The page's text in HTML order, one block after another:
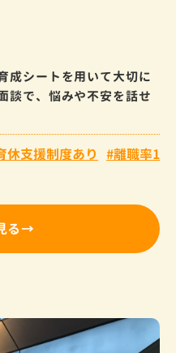
成シートを用いて大切に
談で、悩みや不安を話せ
休支援制度あり
離職率1
る